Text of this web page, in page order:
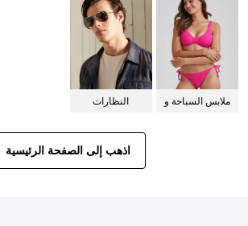
ملابس السباحة و
النظارات
اذهب إلى الصفحة الرئيسية